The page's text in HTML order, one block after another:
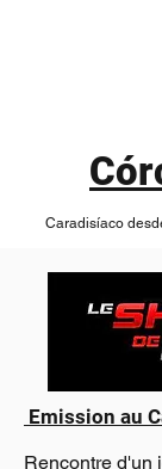
Caradisíaco
Emission au
Rencontre d'un